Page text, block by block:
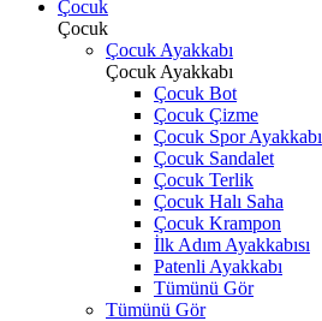
Çocuk
Çocuk
Çocuk Ayakkabı
Çocuk Ayakkabı
Çocuk Bot
Çocuk Çizme
Çocuk Spor Ayakkabı
Çocuk Sandalet
Çocuk Terlik
Çocuk Halı Saha
Çocuk Krampon
İlk Adım Ayakkabısı
Patenli Ayakkabı
Tümünü Gör
Tümünü Gör